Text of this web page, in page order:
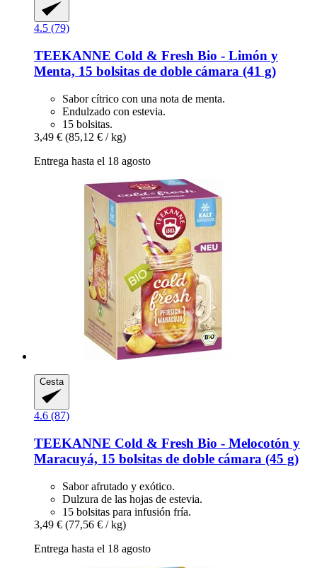
4.5 (79)
TEEKANNE Cold & Fresh Bio -​ Limón y
Menta, 15 bolsitas de doble cámara (41 g)
Sabor cítrico con una nota de menta.
Endulzado con estevia.
15 bolsitas.
3,49 € (85,12 € / kg)
Entrega hasta el 18 agosto
Cesta
4.6 (87)
TEEKANNE Cold & Fresh Bio -​ Melocotón y
Maracuyá, 15 bolsitas de doble cámara (45 g)
Sabor afrutado y exótico.
Dulzura de las hojas de estevia.
15 bolsitas para infusión fría.
3,49 € (77,56 € / kg)
Entrega hasta el 18 agosto